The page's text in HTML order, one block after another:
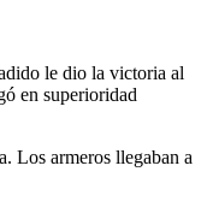
le dio la victoria al
en superioridad
Los armeros llegaban a